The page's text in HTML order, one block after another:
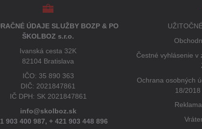
ÚDAJE SLUŽBY BOZP & PO
ŠKOLBOZ s.r.o.
Ivanská cesta 32K
82104 Bratislava
IČO: 35 890 363
DIČ: 2021847861
IČ DPH: SK 2021847861
info@skolboz.sk
903 400 987,+ 421 903 448 896
Čestné vyhlásenie v
Ochrana osobných
18/